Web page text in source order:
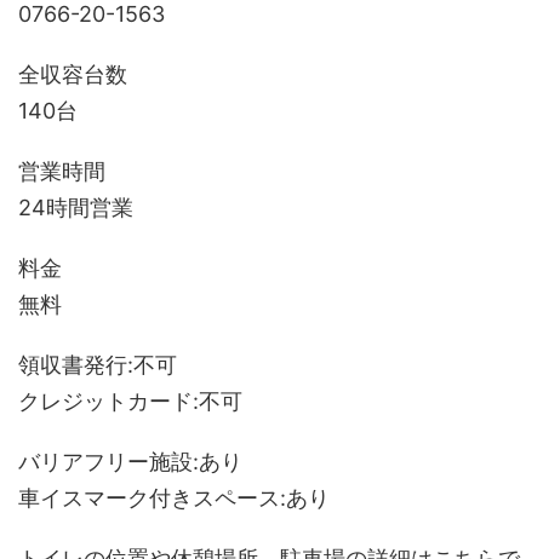
0766-20-1563
全収容台数
140台
営業時間
24時間営業
料金
無料
領収書発行:不可
クレジットカード:不可
バリアフリー施設:あり
車イスマーク付きスペース:あり